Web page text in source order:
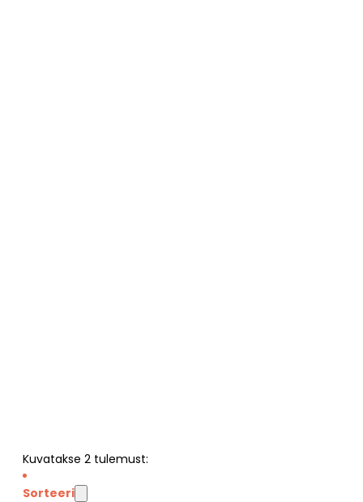
Kuvatakse 2 tulemust:
Sorteeri